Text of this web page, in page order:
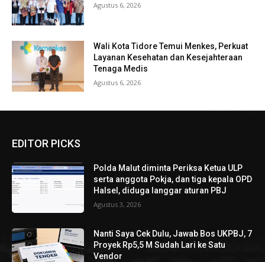
Agustus 6, 2026
Wali Kota Tidore Temui Menkes, Perkuat
Layanan Kesehatan dan Kesejahteraan
Tenaga Medis
Agustus 6, 2026
EDITOR PICKS
Polda Malut diminta Periksa Ketua ULP
serta anggota Pokja, dan tiga kepala OPD
Halsel, diduga langgar aturan PBJ
Agustus 3, 2026
Nanti Saya Cek Dulu, Jawab Bos UKPBJ, 7
Proyek Rp5,5 M Sudah Lari ke Satu
Vendor